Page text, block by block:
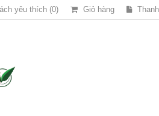
yêu thích (0) Giỏ hàng